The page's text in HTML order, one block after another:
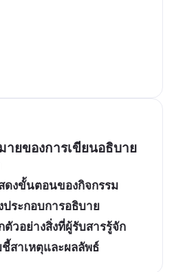
ยของการเขียนอธิบาย
ดงขั้นตอนของกิจกรรม
ระกอบการอธิบาย
วอย่างสิ่งที่ผู้รับสารรู้จัก
สาเหตุและผลลัพธ์